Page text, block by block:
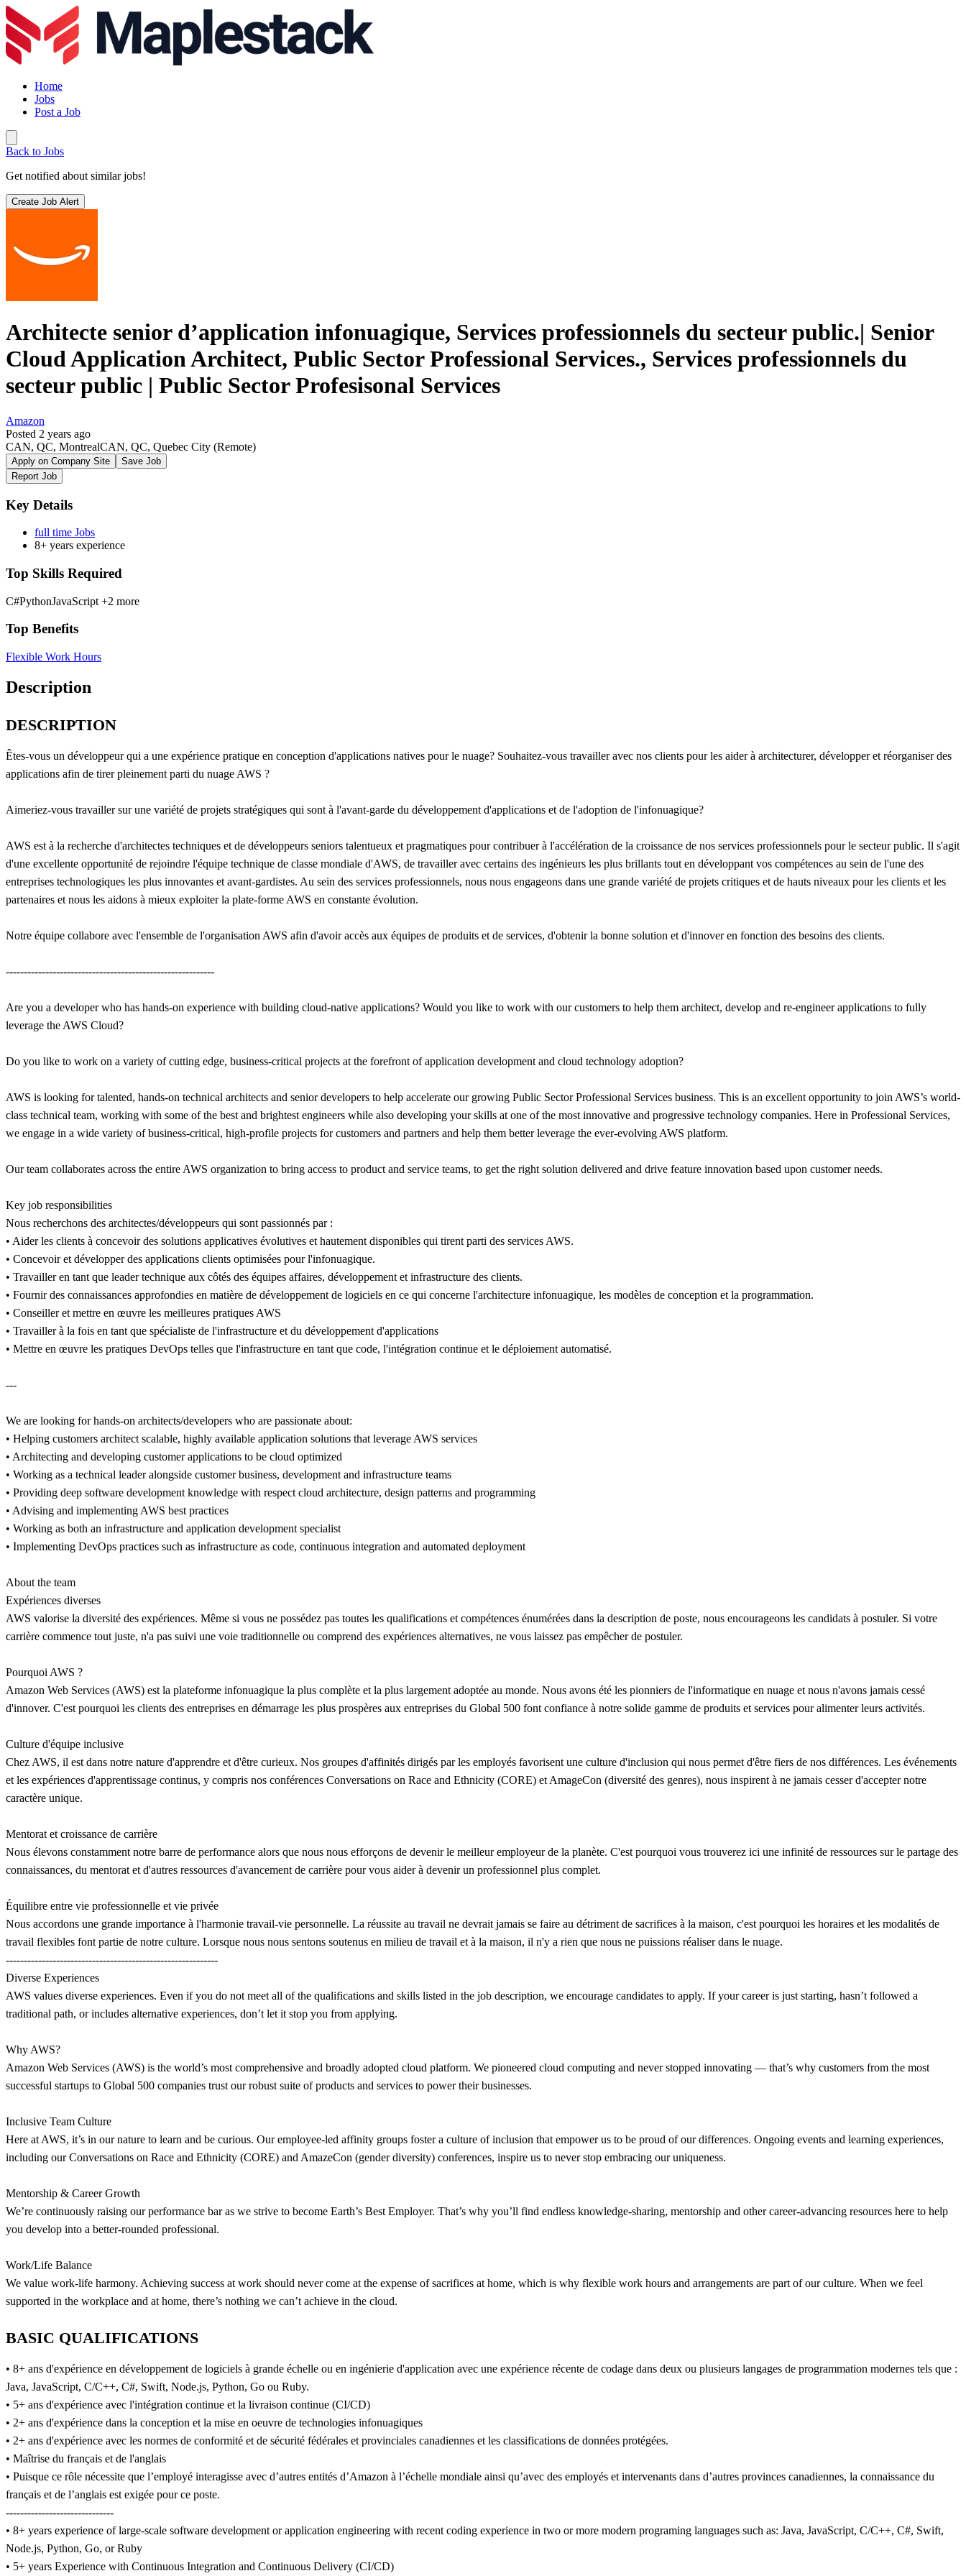
Home
Jobs
Post a Job
Back to Jobs
Get notified about similar jobs!
Create Job Alert
Architecte senior d’application infonuagique, Services professionnels du secteur public.| Senior
Cloud Application Architect, Public Sector Professional Services., Services professionnels du
secteur public | Public Sector Profesisonal Services
Amazon
Posted 2 years ago
CAN, QC, MontrealCAN, QC, Quebec City (Remote)
Apply on Company Site
Save Job
Report Job
Key Details
full time Jobs
8+ years experience
Top Skills Required
C#PythonJavaScript +2 more
Top Benefits
Flexible Work Hours
Description
DESCRIPTION
Êtes-vous un développeur qui a une expérience pratique en conception d'applications natives pour le nuage? Souhaitez-vous travailler avec nos clients pour les aider à architecturer, développer et réorganiser des
applications afin de tirer pleinement parti du nuage AWS ?
Aimeriez-vous travailler sur une variété de projets stratégiques qui sont à l'avant-garde du développement d'applications et de l'adoption de l'infonuagique?
AWS est à la recherche d'architectes techniques et de développeurs seniors talentueux et pragmatiques pour contribuer à l'accélération de la croissance de nos services professionnels pour le secteur public. Il s'agit
d'une excellente opportunité de rejoindre l'équipe technique de classe mondiale d'AWS, de travailler avec certains des ingénieurs les plus brillants tout en développant vos compétences au sein de l'une des
entreprises technologiques les plus innovantes et avant-gardistes. Au sein des services professionnels, nous nous engageons dans une grande variété de projets critiques et de hauts niveaux pour les clients et les
partenaires et nous les aidons à mieux exploiter la plate-forme AWS en constante évolution.
Notre équipe collabore avec l'ensemble de l'organisation AWS afin d'avoir accès aux équipes de produits et de services, d'obtenir la bonne solution et d'innover en fonction des besoins des clients.
----------------------------------------------------------
Are you a developer who has hands-on experience with building cloud-native applications? Would you like to work with our customers to help them architect, develop and re-engineer applications to fully
leverage the AWS Cloud?
Do you like to work on a variety of cutting edge, business-critical projects at the forefront of application development and cloud technology adoption?
AWS is looking for talented, hands-on technical architects and senior developers to help accelerate our growing Public Sector Professional Services business. This is an excellent opportunity to join AWS’s world-
class technical team, working with some of the best and brightest engineers while also developing your skills at one of the most innovative and progressive technology companies. Here in Professional Services,
we engage in a wide variety of business-critical, high-profile projects for customers and partners and help them better leverage the ever-evolving AWS platform.
Our team collaborates across the entire AWS organization to bring access to product and service teams, to get the right solution delivered and drive feature innovation based upon customer needs.
Key job responsibilities
Nous recherchons des architectes/développeurs qui sont passionnés par :
• Aider les clients à concevoir des solutions applicatives évolutives et hautement disponibles qui tirent parti des services AWS.
• Concevoir et développer des applications clients optimisées pour l'infonuagique.
• Travailler en tant que leader technique aux côtés des équipes affaires, développement et infrastructure des clients.
• Fournir des connaissances approfondies en matière de développement de logiciels en ce qui concerne l'architecture infonuagique, les modèles de conception et la programmation.
• Conseiller et mettre en œuvre les meilleures pratiques AWS
• Travailler à la fois en tant que spécialiste de l'infrastructure et du développement d'applications
• Mettre en œuvre les pratiques DevOps telles que l'infrastructure en tant que code, l'intégration continue et le déploiement automatisé.
---
We are looking for hands-on architects/developers who are passionate about:
• Helping customers architect scalable, highly available application solutions that leverage AWS services
• Architecting and developing customer applications to be cloud optimized
• Working as a technical leader alongside customer business, development and infrastructure teams
• Providing deep software development knowledge with respect cloud architecture, design patterns and programming
• Advising and implementing AWS best practices
• Working as both an infrastructure and application development specialist
• Implementing DevOps practices such as infrastructure as code, continuous integration and automated deployment
About the team
Expériences diverses
AWS valorise la diversité des expériences. Même si vous ne possédez pas toutes les qualifications et compétences énumérées dans la description de poste, nous encourageons les candidats à postuler. Si votre
carrière commence tout juste, n'a pas suivi une voie traditionnelle ou comprend des expériences alternatives, ne vous laissez pas empêcher de postuler.
Pourquoi AWS ?
Amazon Web Services (AWS) est la plateforme infonuagique la plus complète et la plus largement adoptée au monde. Nous avons été les pionniers de l'informatique en nuage et nous n'avons jamais cessé
d'innover. C'est pourquoi les clients des entreprises en démarrage les plus prospères aux entreprises du Global 500 font confiance à notre solide gamme de produits et services pour alimenter leurs activités.
Culture d'équipe inclusive
Chez AWS, il est dans notre nature d'apprendre et d'être curieux. Nos groupes d'affinités dirigés par les employés favorisent une culture d'inclusion qui nous permet d'être fiers de nos différences. Les événements
et les expériences d'apprentissage continus, y compris nos conférences Conversations on Race and Ethnicity (CORE) et AmageCon (diversité des genres), nous inspirent à ne jamais cesser d'accepter notre
caractère unique.
Mentorat et croissance de carrière
Nous élevons constamment notre barre de performance alors que nous nous efforçons de devenir le meilleur employeur de la planète. C'est pourquoi vous trouverez ici une infinité de ressources sur le partage des
connaissances, du mentorat et d'autres ressources d'avancement de carrière pour vous aider à devenir un professionnel plus complet.
Équilibre entre vie professionnelle et vie privée
Nous accordons une grande importance à l'harmonie travail-vie personnelle. La réussite au travail ne devrait jamais se faire au détriment de sacrifices à la maison, c'est pourquoi les horaires et les modalités de
travail flexibles font partie de notre culture. Lorsque nous nous sentons soutenus en milieu de travail et à la maison, il n'y a rien que nous ne puissions réaliser dans le nuage.
-----------------------------------------------------------
Diverse Experiences
AWS values diverse experiences. Even if you do not meet all of the qualifications and skills listed in the job description, we encourage candidates to apply. If your career is just starting, hasn’t followed a
traditional path, or includes alternative experiences, don’t let it stop you from applying.
Why AWS?
Amazon Web Services (AWS) is the world’s most comprehensive and broadly adopted cloud platform. We pioneered cloud computing and never stopped innovating — that’s why customers from the most
successful startups to Global 500 companies trust our robust suite of products and services to power their businesses.
Inclusive Team Culture
Here at AWS, it’s in our nature to learn and be curious. Our employee-led affinity groups foster a culture of inclusion that empower us to be proud of our differences. Ongoing events and learning experiences,
including our Conversations on Race and Ethnicity (CORE) and AmazeCon (gender diversity) conferences, inspire us to never stop embracing our uniqueness.
Mentorship & Career Growth
We’re continuously raising our performance bar as we strive to become Earth’s Best Employer. That’s why you’ll find endless knowledge-sharing, mentorship and other career-advancing resources here to help
you develop into a better-rounded professional.
Work/Life Balance
We value work-life harmony. Achieving success at work should never come at the expense of sacrifices at home, which is why flexible work hours and arrangements are part of our culture. When we feel
supported in the workplace and at home, there’s nothing we can’t achieve in the cloud.
BASIC QUALIFICATIONS
• 8+ ans d'expérience en développement de logiciels à grande échelle ou en ingénierie d'application avec une expérience récente de codage dans deux ou plusieurs langages de programmation modernes tels que :
Java, JavaScript, C/C++, C#, Swift, Node.js, Python, Go ou Ruby.
• 5+ ans d'expérience avec l'intégration continue et la livraison continue (CI/CD)
• 2+ ans d'expérience dans la conception et la mise en oeuvre de technologies infonuagiques
• 2+ ans d'expérience avec les normes de conformité et de sécurité fédérales et provinciales canadiennes et les classifications de données protégées.
• Maîtrise du français et de l'anglais
• Puisque ce rôle nécessite que l’employé interagisse avec d’autres entités d’Amazon à l’échelle mondiale ainsi qu’avec des employés et intervenants dans d’autres provinces canadiennes, la connaissance du
français et de l’anglais est exigée pour ce poste.
------------------------------
• 8+ years experience of large-scale software development or application engineering with recent coding experience in two or more modern programing languages such as: Java, JavaScript, C/C++, C#, Swift,
Node.js, Python, Go, or Ruby
• 5+ years Experience with Continuous Integration and Continuous Delivery (CI/CD)